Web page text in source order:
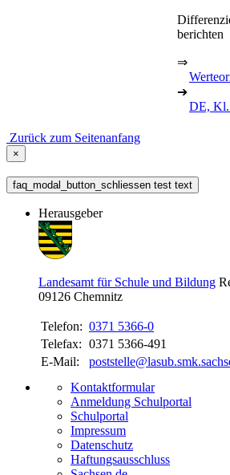
berichten
⇒
➔
DE,
Zurück zum Seitenanfang
×
faq_modal_button_schliessen test text
Herausgeber
Landesamt für Schule und Bildung
09126 Chemnitz
Telefon: 0371 5366-0
Telefax: 0371 5366-491
E-Mail:
Kontaktformular
Anmeldung Schulportal
Schulportal
Impressum
Datenschutz
Haftungsausschluss